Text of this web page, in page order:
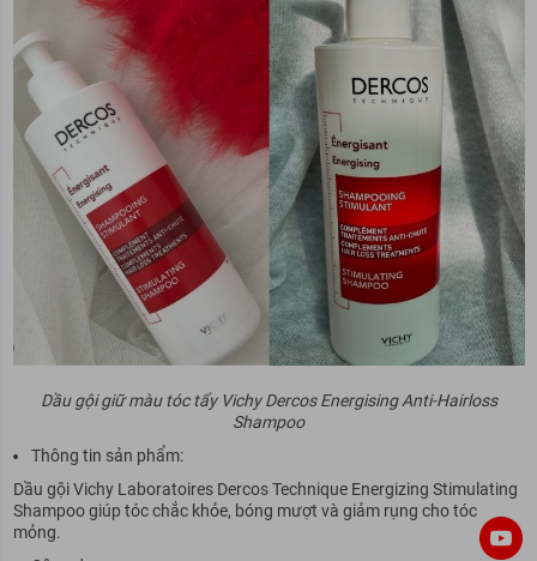
Dầu gội giữ màu tóc tẩy Vichy Dercos Energising Anti-Hairloss
Shampoo
Thông tin sản phẩm:
Dầu gội Vichy Laboratoires Dercos Technique Energizing Stimulating
Shampoo giúp tóc chắc khỏe, bóng mượt và giảm rụng cho tóc
mỏng.